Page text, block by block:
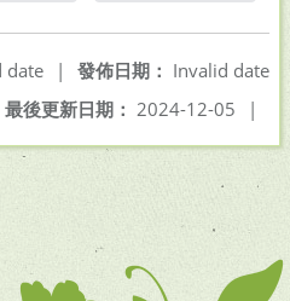
發佈日期： Invalid date
date
|
最後更新日期： 2024-12-05 |